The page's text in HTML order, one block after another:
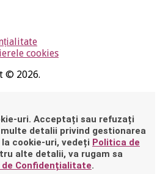
cookies
© 2026.
uri. Acceptați sau refuzați
detalii privind gestionarea
cookie-uri, vedeți Politica de
alte detalii, va rugam sa
de Confidențialitate.